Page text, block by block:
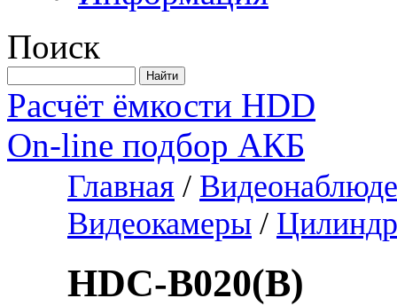
Поиск
Расчёт ёмкости HDD
On-line подбор АКБ
Главная /
Видеокамеры /
HDC-B020(B)